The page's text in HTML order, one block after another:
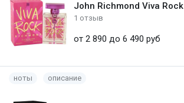
John Richmond Viva Rock
1 отзыв
от 2 890 до 6 490 руб
ноты описание